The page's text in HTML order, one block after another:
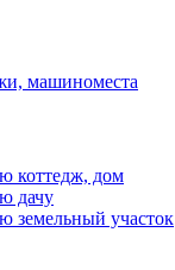
машиноместа
коттедж, дом
дачу
земельный участок